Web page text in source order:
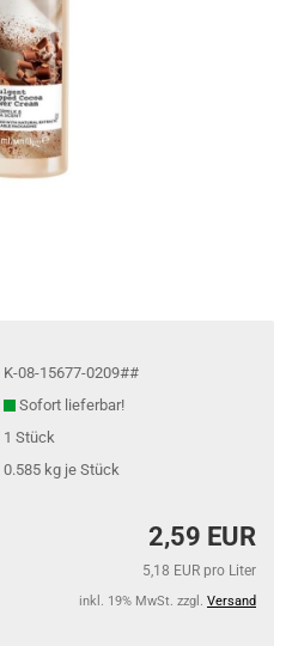
K-08-15677-0209##
Sofort lieferbar!
1 Stück
0.585kg je Stück
2,59 EUR
5,18 EUR pro Liter
inkl. 19% MwSt. zzgl. Versand